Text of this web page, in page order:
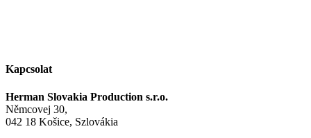
Kapcsolat
Herman Slovakia Production s.r.o.
Němcovej 30,
042 18 Košice, Szlovákia